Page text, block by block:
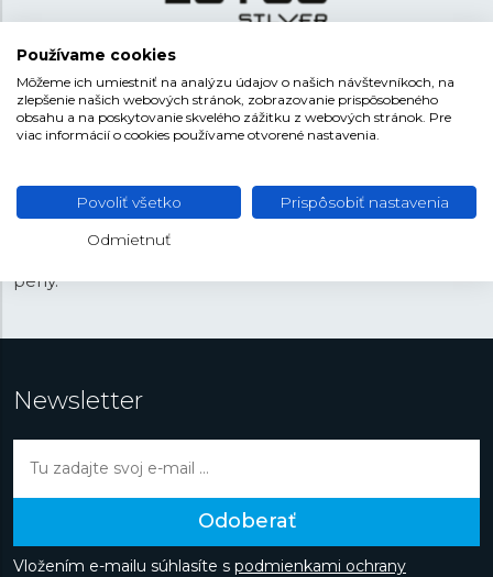
Kolekcia šperkov Lotus Silver je synonymom pre
eleganciu a kvalitu. Každý kus je vyrobený zostriebra s
rýdzosťou 925/1000, čo zaručuje nielen vysokú kvalitu,
a nadčasový, hodí sa pre akúkoľvek udalosť. Kolekcia
ponúka obľúbené motívy ako je strom života, srdce,
štvorlístok, symbol nekonečna, lístočky, hviezdy či krížiky.
perly.
Newsletter
Odoberať
Vložením e-mailu súhlasíte s podmienkami ochrany
Používame cookies
Môžeme ich umiestniť na analýzu údajov o našich návštevníkoch, na
zlepšenie našich webových stránok, zobrazovanie prispôsobeného
obsahu a na poskytovanie skvelého zážitku z webových stránok. Pre
viac informácií o cookies používame otvorené nastavenia.
Povoliť všetko Prispôsobiť nastavenia
Odmietnuť